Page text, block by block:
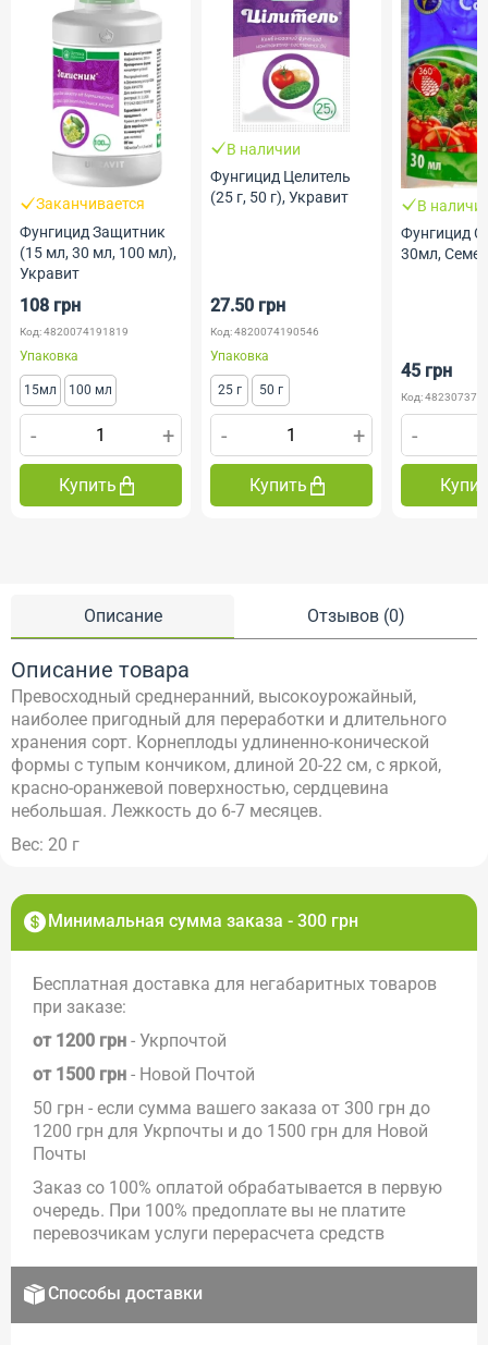
Минимальная сумма заказа - 300 грн
Бесплатная доставка для негабаритных товаров
при заказе:
от 1200 грн - Укрпочтой
от 1500 грн - Новой Почтой
50 грн - если сумма вашего заказа от 300 грн до
1200 грн для Укрпочты и до 1500 грн для Новой
Почты
Заказ со 100% оплатой обрабатывается в первую
очередь. При 100% предоплате вы не платите
перевозчикам услуги перерасчета средств
Способы доставки
Описание Отзывов (0)
Описание товара
Превосходный среднеранний, высокоурожайный,
наиболее пригодный для переработки и длительного
хранения сорт. Корнеплоды удлиненно-конической
формы с тупым кончиком, длиной 20-22 см, с яркой,
красно-оранжевой поверхностью, сердцевина
небольшая. Лежкость до 6-7 месяцев.
Вес: 20 г
Заканчивается
Фунгицид Защитник
(15 мл, 30 мл, 100 мл),
Укравит
108 грн
Код: 4820074191819
Упаковка
15мл 100 мл
- +
Купить
В наличии
Фунгицид Целитель
(25 г, 50 г), Укравит
27.50 грн
Код: 4820074190546
Упаковка
25 г 50 г
- +
Купить
В
Фунгицид
30мл,
45 грн
Код:
-